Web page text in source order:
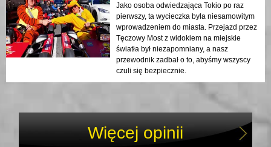
Jako osoba odwiedzająca Tokio po raz
pierwszy, ta wycieczka była niesamowitym
wprowadzeniem do miasta. Przejazd przez
Tęczowy Most z widokiem na miejskie
światła był niezapomniany, a nasz
przewodnik zadbał o to, abyśmy wszyscy
czuli się bezpiecznie.
Więcej opinii